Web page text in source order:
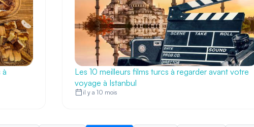
à
Les 10 meilleurs films turcs à regarder avant votre
voyage à Istanbul
il y a 10 mois